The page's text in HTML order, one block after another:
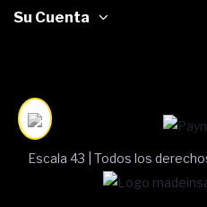
Su Cuenta
Escala 43 | Todos los